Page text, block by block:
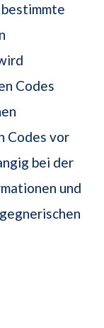
Codes
Codes vor
bei der
und